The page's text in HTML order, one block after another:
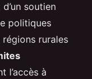
soutien
politiques
rurales
l’accès à